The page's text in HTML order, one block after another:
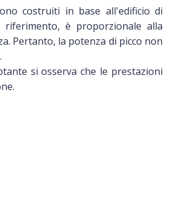
costruiti in base all'edificio di
è proporzionale alla
Pertanto, la potenza di picco non
si osserva che le prestazioni